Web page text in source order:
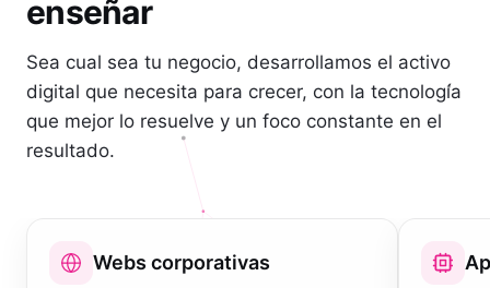
enseñar
Sea cual sea tu negocio, desarrollamos el activo
digital que necesita para crecer, con la tecnología
que mejor lo resuelve y un foco constante en el
resultado.
Webs corporativas